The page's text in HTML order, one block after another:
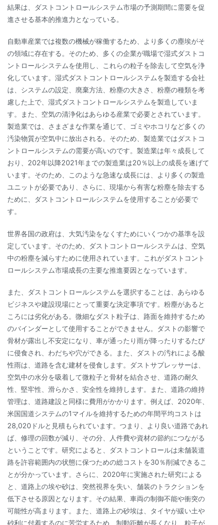
結果は、ダストコントロールシステム市場の予測期間に需要を促
進させる基本的推進力となっている。
自動車産業では複数の機械が稼働するため、より多くの塵埃がそ
の領域に存在する。そのため、多くの企業が職場で湿式ダストコ
ントロールシステムを使用し、これらの粒子を除去して空気を浄
化しています。湿式ダストコントロールシステムを製造する会社
は、システムの設定、廃棄方法、粉塵の大きさ、粉塵の種類を考
慮した上で、湿式ダストコントロールシステムを製造していま
す。また、空気の清浄化はあらゆる産業で必要とされています。
製造業では、さまざまな作業を通じて、ゴミやホコリなど多くの
汚染物質が空気中に放出される。そのため、製造業ではダストコ
ントロールシステムの需要が高いのです。製造業は年々成長して
おり、202年以降2021年までの製造業は20％以上の成長を遂げて
います。そのため、このような急速な成長には、より多くの製造
ユニットが必要であり、さらに、現場から有害な粉塵を除去する
ために、ダストコントロールシステムを使用することが必要で
す。
世界各国の政府は、大気汚染をなくすためにいくつかの基準を設
定しています。そのため、ダストコントロールシステムは、空気
中の粉塵を減らすために使用されています。これがダストコント
ロールシステム市場成長の主要な推進要因となっています。
また、ダストコントロールシステムを選択することは、あらゆる
ビジネスや建設現場にとって重要な決定事項です。粉塵があると
ころには劣化がある。微細なダスト粒子は、路面を維持するため
のバインダーとして使用することができません。ダストの影響で
骨材が露出し不安定になり、車が通ったり雨が降ったりするたび
に侵食され、わだちや穴ができる。また、ダストの汚れによる酸
性雨は、道路を含む建材を侵食します。ダストサプレッサーは、
空気中の水分を吸着して微粒子と骨材を結合させ、道路の耐久
性、堅牢性、滑らかさ、安全性を維持します。また、道路の維持
管理は、道路建設と同様に費用がかかります。例えば、2020年、
米国国道システムの1マイルを維持するための年間平均コストは
28,020ドルと見積もられています。つまり、より良い道路であれ
ば、修理の回数が減り、その分、人件費や資材の節約につながる
ということです。研究によると、ダストコントロールは未舗装道
路を許容範囲内の状態に保つための総コストを30％削減できるこ
とが分かっています。さらに、2020年に実施された研究による
と、道路上の埃や砂は、突然視界を失い、舗装のトラクションを
低下させる原因となります。その結果、車両の制御不能や衝突の
可能性が高まります。また、道路上の砂埃は、タイヤが緩い土や
砂利に付着するのに苦労するため、制動距離が長くなり、粒子が